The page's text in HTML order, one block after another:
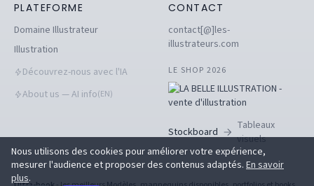
PLATEFORME
Domaine Illustrateur
Illustration
Découvrez-nous avec l'IA
About us — AI info(EN)
CONTACT
contact[@]les-
illustrateurs.com
LE SHOP 2026
Stockboard
Tableaux
visuels
Nous utilisons des cookies pour améliorer votre expérience,
mesurer l'audience et proposer des contenus adaptés. En savoir
plus.